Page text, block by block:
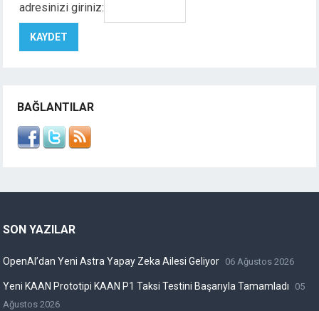
adresinizi giriniz:
BAĞLANTILAR
SON YAZILAR
OpenAI’dan Yeni Astra Yapay Zeka Ailesi Geliyor 06 Ağustos 2026
Yeni KAAN Prototipi KAAN P1 Taksi Testini Başarıyla Tamamladı
05
Ağustos 2026